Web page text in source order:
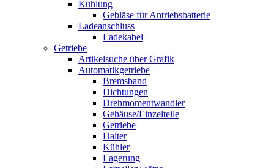
Kühlung
Gebläse für Antriebsbatterie
Ladeanschluss
Ladekabel
Getriebe
Artikelsuche über Grafik
Automatikgetriebe
Bremsband
Dichtungen
Drehmomentwandler
Gehäuse/Einzelteile
Getriebe
Halter
Kühler
Lagerung